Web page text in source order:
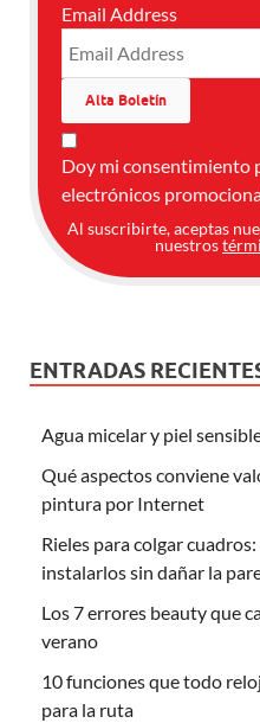
Email Address
Doy mi consentimiento
electrónicos
Al suscribirte, aceptas
nuestros
ENTRADAS
Agua micelar y piel
Qué aspectos conviene
pintura por Internet
Rieles para colgar
instalarlos sin dañar la
Los 7 errores beauty que
verano
10 funciones que todo
para la ruta